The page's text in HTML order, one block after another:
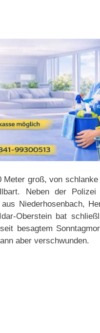
groß, von
Neben der Polizei
Niederhosenbach,
Oberstein bat
besagtem
aber verschwunden.